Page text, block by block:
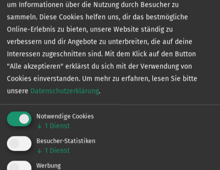
Kontakt
Ingo de Jonge
um Informationen über die Nutzung durch Besucher zu
sammeln. Diese Cookies helfen uns, dir das bestmögliche
Online-Erlebnis zu bieten, unsere Website ständig zu
verbessern und dir Angebote zu unterbreiten, die auf deine
Interessen zugeschnitten sind. Mit dem Klick auf den Button
"Alle akzeptieren" erklärst du sich mit der Verwendung von
Cookies einverstanden. Um mehr zu erfahren, lesen Sie bitte
unsere Datenschutzerklärung.
Notwendige Cookies
↓ 1 Dienst
Besucher-Statistiken
↓ 1 Dienst
Werbung